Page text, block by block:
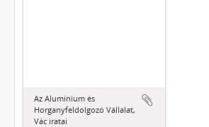
Az Alumínium és
Horganyfeldolgozó Vállalat,
Vác iratai